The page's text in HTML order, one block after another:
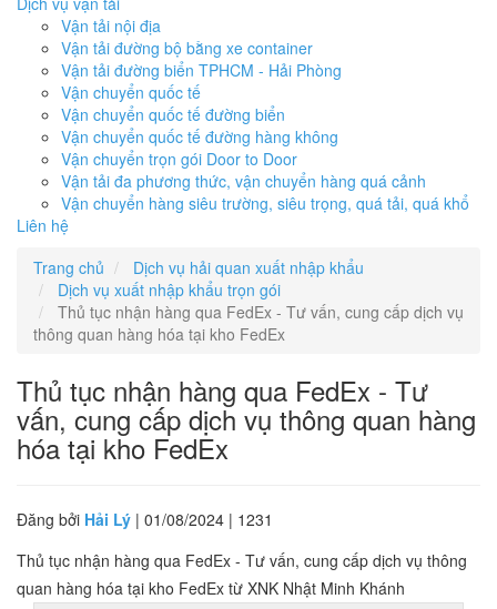
Vận tải nội địa
Vận tải đường bộ bằng xe container
Vận tải đường biển TPHCM - Hải Phòng
Vận chuyển quốc tế
Vận chuyển quốc tế đường biển
Vận chuyển quốc tế đường hàng không
Vận chuyển trọn gói Door to Door
Vận tải đa phương thức, vận chuyển hàng quá cảnh
Vận chuyển hàng siêu trường, siêu trọng, quá tải, quá khổ
Liên hệ
Trang chủ
Dịch vụ hải quan xuất nhập khẩu
Dịch vụ xuất nhập khẩu trọn gói
Thủ tục nhận hàng qua FedEx - Tư vấn, cung cấp dịch vụ
thông quan hàng hóa tại kho FedEx
Thủ tục nhận hàng qua FedEx - Tư
vấn, cung cấp dịch vụ thông quan hàng
hóa tại kho FedEx
Đăng bởi Hải Lý | 01/08/2024 | 1231
Thủ tục nhận hàng qua FedEx - Tư vấn, cung cấp dịch vụ thông
quan hàng hóa tại kho FedEx từ XNK Nhật Minh Khánh